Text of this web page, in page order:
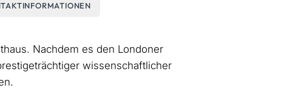
Nachdem es den Londoner
wissenschaftlicher